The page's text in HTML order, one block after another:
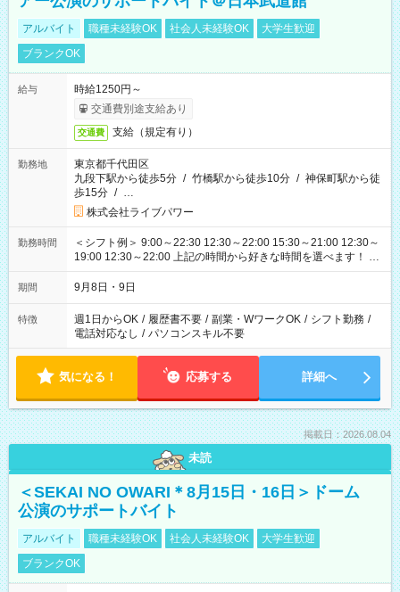
アルバイト 職種未経験OK 社会人未経験OK
大学生歓迎
ブランクOK
給与
時給1250円～
交通費別途支給あり
交通費 支給（規定有り）
勤務地
東京都千代田区
九段下駅から徒歩5分 / 竹橋駅から徒歩10分 / 神保町駅から徒
歩15分 / …
株式会社ライブパワー
勤務時間
＜シフト例＞ 9:00～22:30 12:30～22:00 15:30～21:00 12:30～
19:00 12:30～22:00 上記の時間から好きな時間を選べます！ ※
時間は変更となる可能性があります
期間 9月8日・9日
特徴 週1日からOK / 履歴書不要 / 副業・WワークOK / シフト勤務 /
電話対応なし / パソコンスキル不要
気になる！ 応募する 詳細へ
掲載日：2026.08.04
未読
＜SEKAI NO OWARI＊8月15日・16日＞ドーム
公演のサポートバイト
アルバイト 職種未経験OK 社会人未経験OK
大学生歓迎
ブランクOK